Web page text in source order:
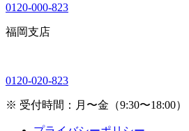
0120-000-823
福岡支店
0120-020-823
※ 受付時間：月〜金（9:30〜18:00）